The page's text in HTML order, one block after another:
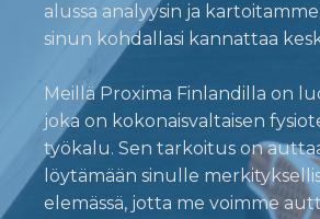
alussa analyysin ja
sinun kohdallasi kannattaa
Meillä Proxima Finlandilla on
joka on kokonaisvaltaisen
työkalu. Sen tarkoitus on
löytämään sinulle
elemässä, jotta me voimme